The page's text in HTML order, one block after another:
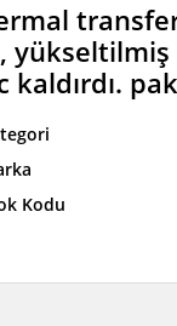
kaldırdı.
Kodu